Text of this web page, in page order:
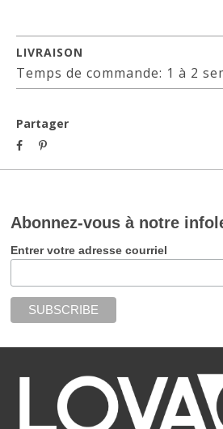
LIVRAISON
Temps de commande: 1 à 2
Partager
Abonnez-vous à notre
Entrer votre adresse courriel